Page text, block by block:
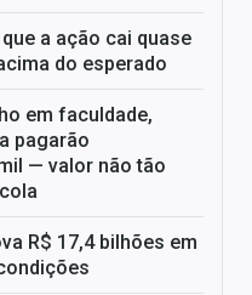
a ação cai quase
do esperado
em faculdade,
pagarão
— valor não tão
R$ 17,4 bilhões em